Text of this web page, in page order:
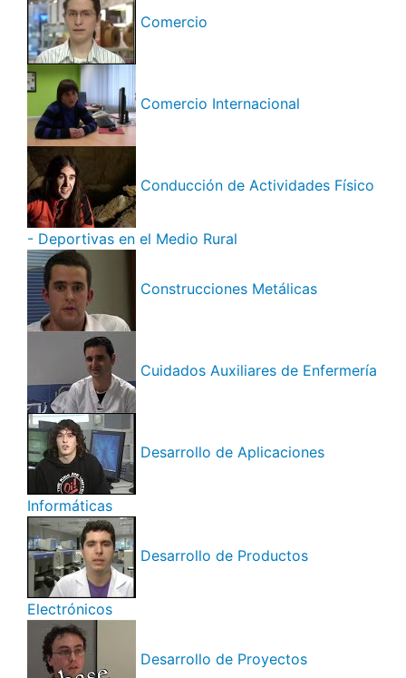
Comercio
Comercio Internacional
Conducción de Actividades Físico
- Deportivas en el Medio Rural
Construcciones Metálicas
Cuidados Auxiliares de Enfermería
Desarrollo de Aplicaciones
Informáticas
Desarrollo de Productos
Electrónicos
Desarrollo de Proyectos